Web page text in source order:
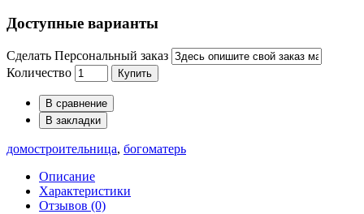
Доступные варианты
Сделать Персональный заказ
Количество
Купить
В сравнение
В закладки
домостроительница, богоматерь
Описание
Характеристики
Отзывов (0)